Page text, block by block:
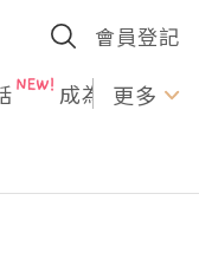
會員登記
成為U更多